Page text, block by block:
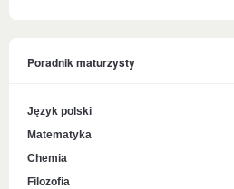
Poradnik maturzysty
Język polski
Matematyka
Chemia
Filozofia